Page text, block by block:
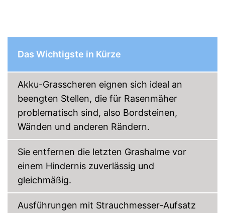
Das Wichtigste in Kürze
Akku-Grasscheren eignen sich ideal an
beengten Stellen, die für Rasenmäher
problematisch sind, also Bordsteinen,
Wänden und anderen Rändern.
Sie entfernen die letzten Grashalme vor
einem Hindernis zuverlässig und
gleichmäßig.
Ausführungen mit Strauchmesser-Aufsatz